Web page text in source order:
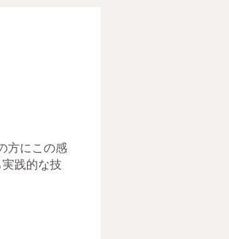
方にこの感
践的な技